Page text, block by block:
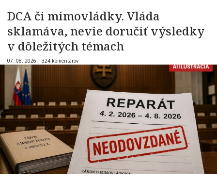
DCA či mimovládky. Vláda
sklamáva, nevie doručiť výsledky
v dôležitých témach
07. 08. 2026 | 324 komentárov